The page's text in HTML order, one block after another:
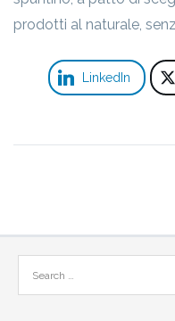
prodotti al naturale,
LinkedIn